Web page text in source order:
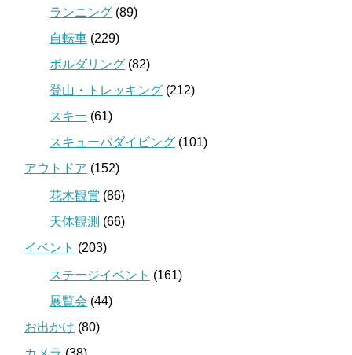
ランニング (89)
自転車 (229)
ボルダリング (82)
登山・トレッキング (212)
スキー (61)
スキューバダイビング (101)
アウトドア (152)
花木観賞 (86)
天体観測 (66)
イベント (203)
ステージイベント (161)
展覧会 (44)
お出かけ (80)